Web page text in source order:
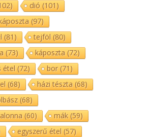
dió (101)
(97)
(81) tejföl (80)
(73) káposzta (72)
étel (72) bor(71)
(68) házi tészta (68)
(68)
(60) mák(59)
egyszerű étel (57)